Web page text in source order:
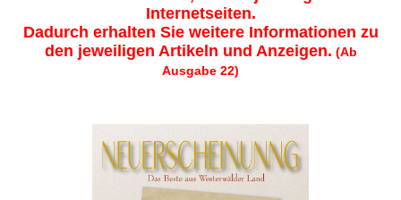
Internetseiten.
Dadurch erhalten Sie weitere Informationen zu
den jeweiligen Artikeln und Anzeigen. (Ab
Ausgabe 22)